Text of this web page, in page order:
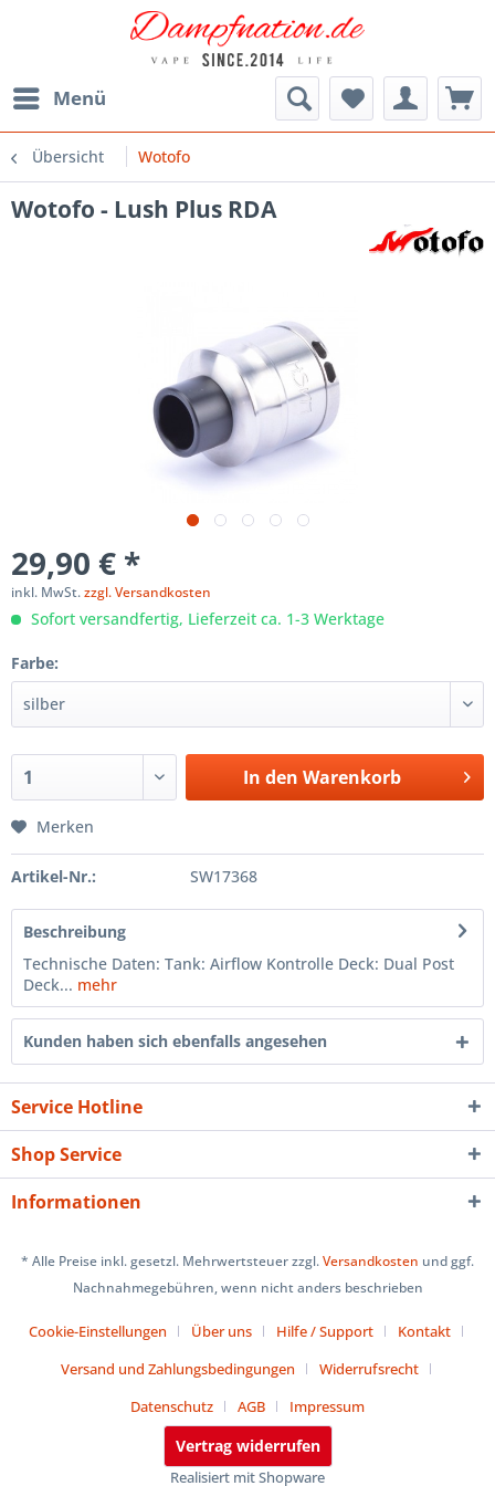
Menü
Übersicht Wotofo
Wotofo - Lush Plus RDA
29,90 € *
inkl. MwSt.zzgl. Versandkosten
Sofort versandfertig, Lieferzeit ca. 1-3 Werktage
Farbe:
In den Warenkorb
Merken
Artikel-Nr.: SW17368
Beschreibung
Technische Daten: Tank: Airflow Kontrolle Deck: Dual Post
Deck... mehr
Kunden haben sich ebenfalls angesehen
Service Hotline
Shop Service
Informationen
* Alle Preise inkl. gesetzl. Mehrwertsteuer zzgl.Versandkosten und ggf.
Nachnahmegebühren, wenn nicht anders beschrieben
Cookie-Einstellungen Über uns Hilfe / Support
Kontakt
Versand und Zahlungsbedingungen
Widerrufsrecht
Datenschutz
AGB Impressum
Vertrag widerrufen
Realisiert mit Shopware